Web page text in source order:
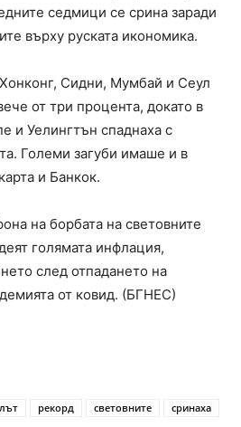
седмици се срина заради
върху руската икономика.
Сидни, Мумбай и Сеул
от три процента, докато в
и Уелингтън спаднаха с
Големи загуби имаше и в
и Банкок.
на борбата на световните
голямата инфлация,
след отпадането на
от ковид. (БГНЕС)
рекорд световните сринаха